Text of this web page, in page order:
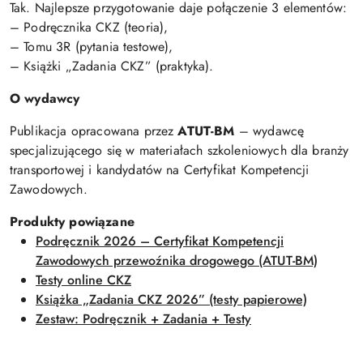
Tak. Najlepsze przygotowanie daje połączenie 3 elementów:
– Podręcznika CKZ (teoria),
– Tomu 3R (pytania testowe),
– Książki „Zadania CKZ” (praktyka).
O wydawcy
Publikacja opracowana przezATUT-BM – wydawcę
specjalizującego się w materiałach szkoleniowych dla branży
transportowej i kandydatów na Certyfikat Kompetencji
Zawodowych.
Produkty powiązane
Podręcznik 2026 – Certyfikat Kompetencji
Zawodowych przewoźnika drogowego (ATUT-BM)
Testy online CKZ
Książka „Zadania CKZ 2026” (testy papierowe)
Zestaw: Podręcznik + Zadania + Testy